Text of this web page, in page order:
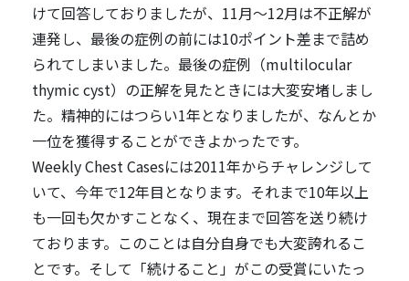
けて回答しておりましたが、11月～12月は不正解が
連発し、最後の症例の前には10ポイント差まで詰め
られてしまいました。最後の症例（multilocular
thymic cyst）の正解を見たときには大変安堵しまし
た。精神的にはつらい1年となりましたが、なんとか
一位を獲得することができよかったです。
Weekly Chest Casesには2011年からチャレンジして
いて、今年で12年目となります。それまで10年以上
も一回も欠かすことなく、現在まで回答を送り続け
ております。このことは自分自身でも大変誇れるこ
とです。そして「続けること」がこの受賞にいたっ